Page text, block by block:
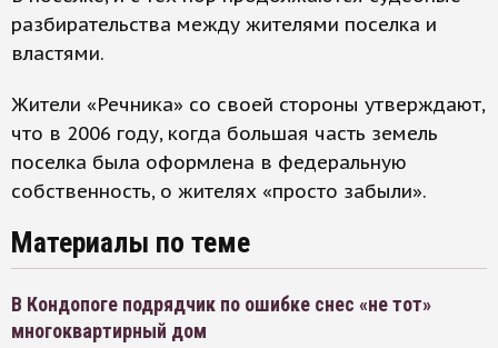
разбирательства между жителями поселка и
властями.
Жители «Речника» со своей стороны утверждают,
что в 2006 году, когда большая часть земель
поселка была оформлена в федеральную
собственность, о жителях «просто забыли».
Материалы по теме
В Кондопоге подрядчик по ошибке снес «не тот»
многоквартирный дом